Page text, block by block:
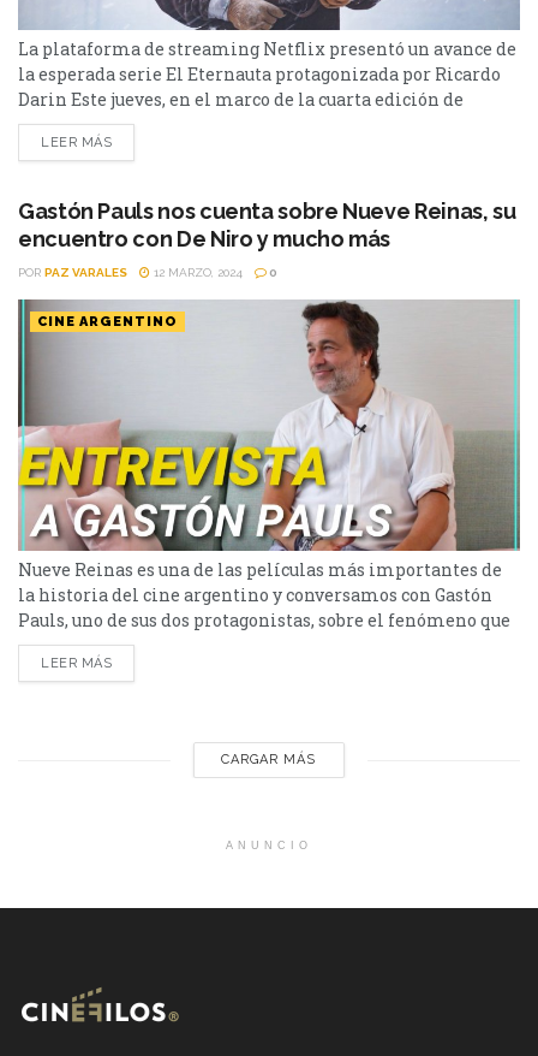
La plataforma de streaming Netflix presentó un avance de
la esperada serie El Eternauta protagonizada por Ricardo
Darin Este jueves, en el marco de la cuarta edición de
Geeked Week, el evento exclusivo de Netflix para fans de
todo el mundo, se dio a conocer un primer adelanto de la
adaptación audiovisual...
LEER MÁS
Gastón Pauls nos cuenta sobre Nueve Reinas, su
encuentro con De Niro y mucho más
POR PAZ VARALES 12 MARZO, 2024 0
CINE ARGENTINO
Nueve Reinas es una de las películas más importantes de
la historia del cine argentino y conversamos con Gastón
Pauls, uno de sus dos protagonistas, sobre el fenómeno que
generó. Nueve Reinas es una película argentina del año
2000, protagonizada por Ricardo Darín y Gastón Pauls y
LEER MÁS
CARGAR MÁS
ANUNCIO